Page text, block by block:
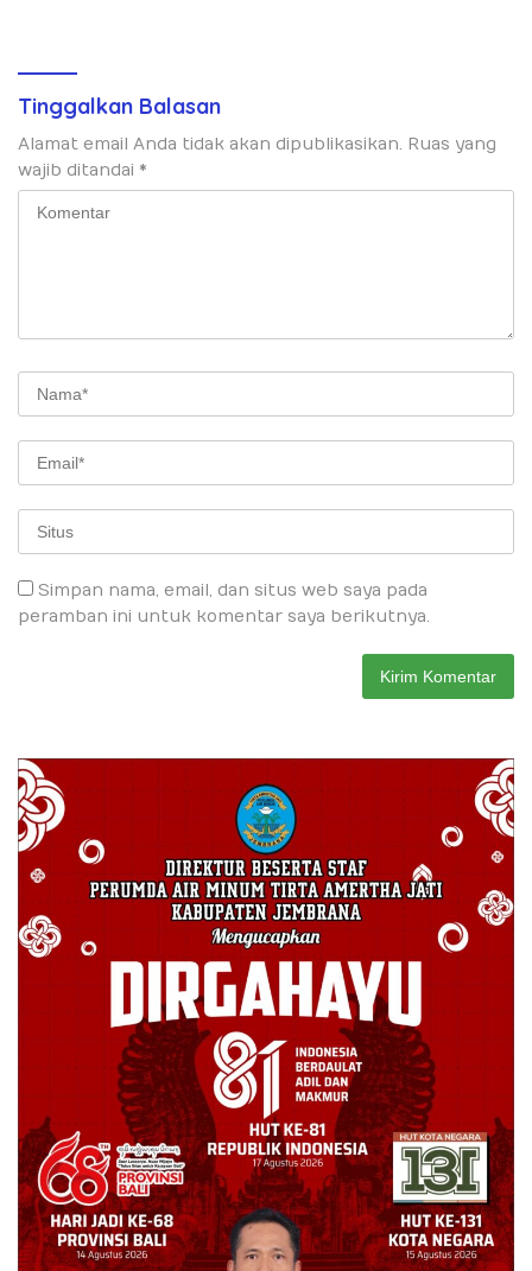
Tinggalkan Balasan
Alamat email Anda tidak akan dipublikasikan. Ruas yang
wajib ditandai *
Simpan nama, email, dan situs web saya pada
peramban ini untuk komentar saya berikutnya.